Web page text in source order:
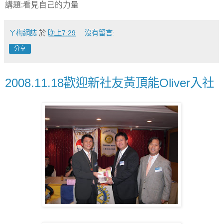
講題:看見自己的力量
ㄚ梅網誌 於 晚上7:29 沒有留言:
分享
2008.11.18歡迎新社友黃頂能Oliver入社